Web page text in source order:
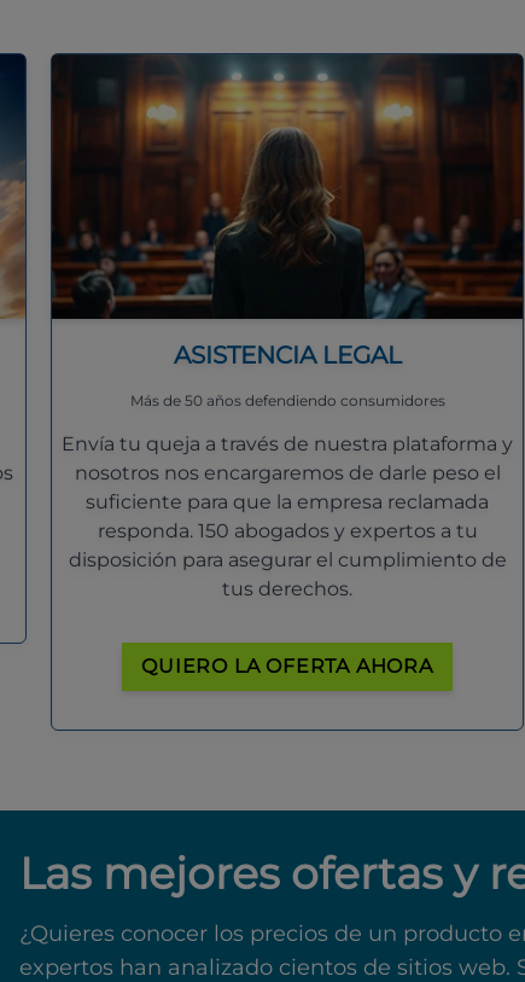
ASISTENCIA LEGAL
Más de 50 años defendiendo consumidores
Envía tu queja a través de nuestra plataforma y
nosotros nos encargaremos de darle peso el
suficiente para que la empresa reclamada
responda. 150 abogados y expertos a tu
disposición para asegurar el cumplimiento de
tus derechos.
QUIERO LA OFERTA AHORA
Las mejores ofertas y
¿Quieres conocer los precios de un producto
expertos han analizado cientos de sitios web.